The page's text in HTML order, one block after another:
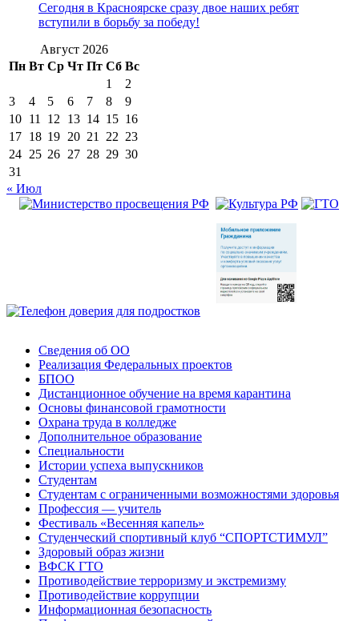
Сегодня в Красноярске сразу двое наших ребят
вступили в борьбу за победу!
Август 2026
Пн Вт Ср Чт Пт Сб Вс
1
2
3
4 5 6 7 8
9
10 11 12 13 14 15 16
17 18 19 20 21 22 23
24 25 26 27 28 29 30
31
« Июл
Сведения об ОО
Реализация Федеральных проектов
БПОО
Дистанционное обучение на время карантина
Основы финансовой грамотности
Охрана труда в колледже
Дополнительное образование
Специальности
Истории успеха выпускников
Студентам
Студентам с ограниченными возможностями здоровья
Профессия — учитель
Фестиваль «Весенняя капель»
Студенческий спортивный клуб “СПОРТСТИМУЛ”
Здоровый образ жизни
ВФСК ГТО
Противодействие терроризму и экстремизму
Противодействие коррупции
Информационная безопасность